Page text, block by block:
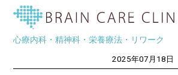
心療内科・精神科・栄養療法・リワーク
2025年07月18日